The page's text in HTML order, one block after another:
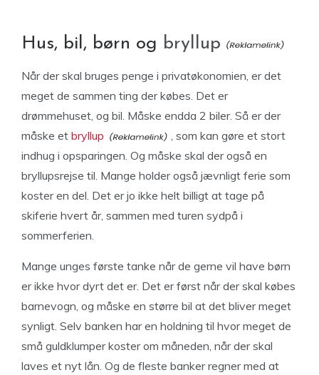
Hus, bil, børn og bryllup
Når der skal bruges penge i privatøkonomien, er det
meget de sammen ting der købes. Det er
drømmehuset, og bil. Måske endda 2 biler. Så er der
måske et bryllup
, som kan gøre et stort
indhug i opsparingen. Og måske skal der også en
bryllupsrejse til. Mange holder også jævnligt ferie som
koster en del. Det er jo ikke helt billigt at tage på
skiferie hvert år, sammen med turen sydpå i
sommerferien.
Mange unges første tanke når de gerne vil have børn
er ikke hvor dyrt det er. Det er først når der skal købes
barnevogn, og måske en større bil at det bliver meget
synligt. Selv banken har en holdning til hvor meget de
små guldklumper koster om måneden, når der skal
laves et nyt lån. Og de fleste banker regner med at